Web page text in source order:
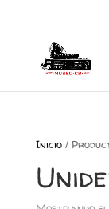
Inicio/